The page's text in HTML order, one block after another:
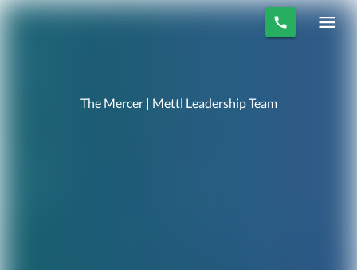
The Mercer | Mettl Leadership Team